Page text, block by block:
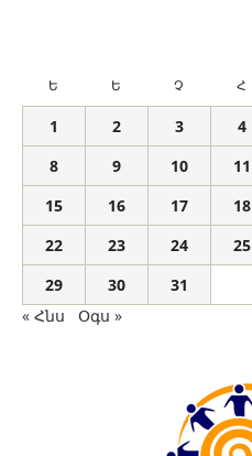
Ե Ե Չ Հ
1 2 3 4
8
9 10 11
15
16 17 18
22
23 24 25
29
30
31
« Հնս
Օգս »